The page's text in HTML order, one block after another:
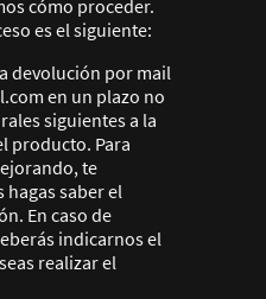
cómo proceder.
es el siguiente:
devolución por mail
en un plazo no
siguientes a la
producto. Para
te
hagas saber el
En caso de
indicarnos el
realizar el